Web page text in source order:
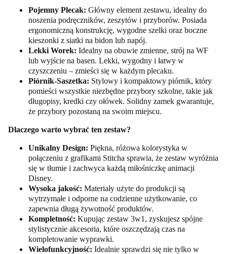
Pojemny Plecak: Główny element zestawu, idealny do
noszenia podręczników, zeszytów i przyborów. Posiada
ergonomiczną konstrukcję, wygodne szelki oraz boczne
kieszonki z siatki na bidon lub napój.
Lekki Worek: Idealny na obuwie zmienne, strój na WF
lub wyjście na basen. Lekki, wygodny i łatwy w
czyszczeniu – zmieści się w każdym plecaku.
Piórnik-Saszetka: Stylowy i kompaktowy piórnik, który
pomieści wszystkie niezbędne przybory szkolne, takie jak
długopisy, kredki czy ołówek. Solidny zamek gwarantuje,
że przybory pozostaną na swoim miejscu.
Dlaczego warto wybrać ten zestaw?
Unikalny Design: Piękna, różowa kolorystyka w
połączeniu z grafikami Stitcha sprawia, że zestaw wyróżnia
się w tłumie i zachwyca każdą miłośniczkę animacji
Disney.
Wysoka jakość: Materiały użyte do produkcji są
wytrzymałe i odporne na codzienne użytkowanie, co
zapewnia długą żywotność produktów.
Kompletność: Kupując zestaw 3w1, zyskujesz spójne
stylistycznie akcesoria, które oszczędzają czas na
kompletowanie wyprawki.
Wielofunkcyjność: Idealnie sprawdzi się nie tylko w